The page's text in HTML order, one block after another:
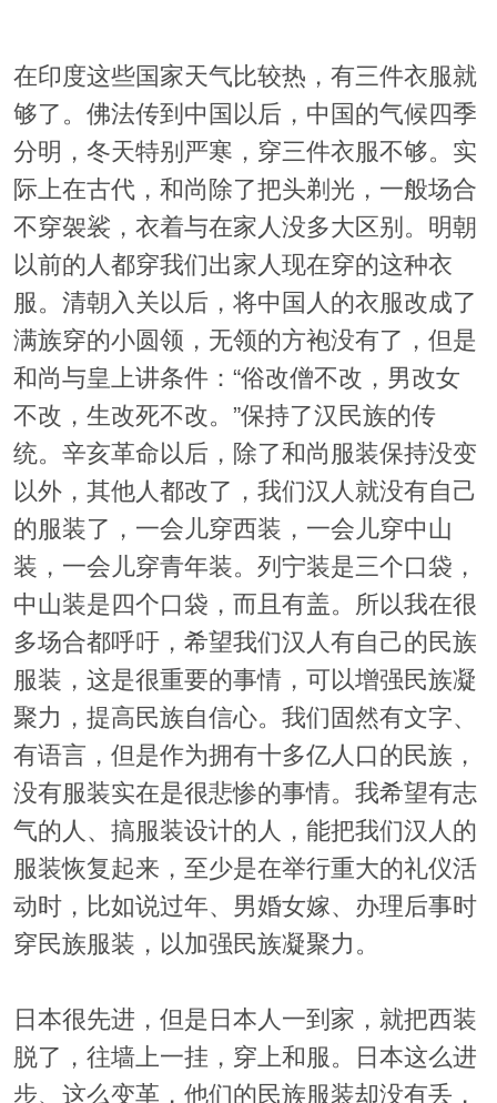
在印度这些国家天气比较热，有三件衣服就
够了。佛法传到中国以后，中国的气候四季
分明，冬天特别严寒，穿三件衣服不够。实
际上在古代，和尚除了把头剃光，一般场合
不穿袈裟，衣着与在家人没多大区别。明朝
以前的人都穿我们出家人现在穿的这种衣
服。清朝入关以后，将中国人的衣服改成了
满族穿的小圆领，无领的方袍没有了，但是
和尚与皇上讲条件：“俗改僧不改，男改女
不改，生改死不改。”保持了汉民族的传
统。辛亥革命以后，除了和尚服装保持没变
以外，其他人都改了，我们汉人就没有自己
的服装了，一会儿穿西装，一会儿穿中山
装，一会儿穿青年装。列宁装是三个口袋，
中山装是四个口袋，而且有盖。所以我在很
多场合都呼吁，希望我们汉人有自己的民族
服装，这是很重要的事情，可以增强民族凝
聚力，提高民族自信心。我们固然有文字、
有语言，但是作为拥有十多亿人口的民族，
没有服装实在是很悲惨的事情。我希望有志
气的人、搞服装设计的人，能把我们汉人的
服装恢复起来，至少是在举行重大的礼仪活
动时，比如说过年、男婚女嫁、办理后事时
穿民族服装，以加强民族凝聚力。
日本很先进，但是日本人一到家，就把西装
脱了，往墙上一挂，穿上和服。日本这么进
步、这么变革，他们的民族服装却没有丢，